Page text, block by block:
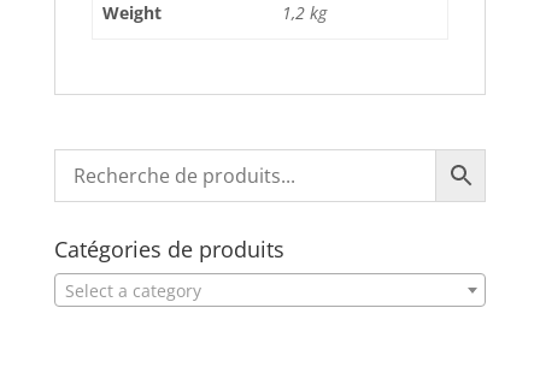
Weight 1,2 kg
Catégories de produits
Select a category